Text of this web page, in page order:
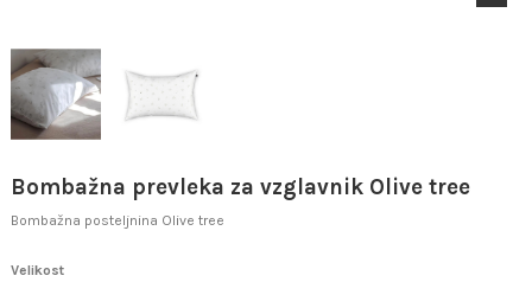
Bombažna prevleka za vzglavnik Olive tree
Bombažna posteljnina Olive tree
Velikost